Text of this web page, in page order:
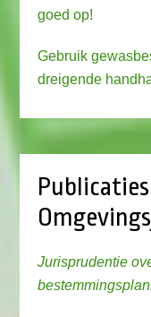
goed op!
Gebruik
dreigende
Jurisprudentie